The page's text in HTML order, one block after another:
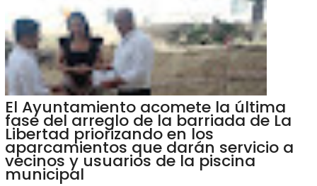
El Ayuntamiento acomete la última
fase del arreglo de la barriada de La
Libertad priorizando en los
aparcamientos que darán servicio a
vecinos y usuarios de la piscina
municipal